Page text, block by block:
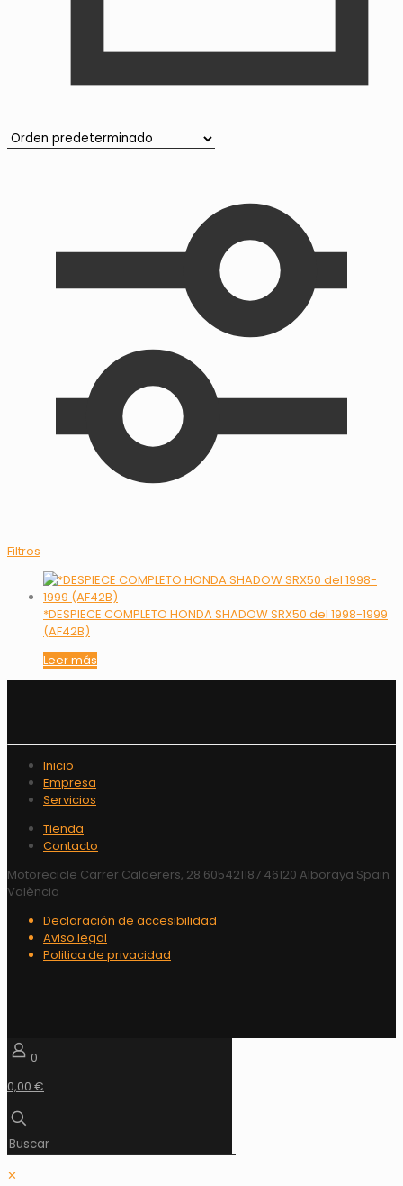
Filtros
*DESPIECE COMPLETO HONDA SHADOW SRX50 del 1998-1999
(AF42B)
Leer más
Inicio
Empresa
Servicios
Tienda
Contacto
Motorecicle Carrer Calderers, 28 605421187 46120 Alboraya Spain
València
Declaración de accesibilidad
Aviso legal
Politica de privacidad
0
0,00 €
✕